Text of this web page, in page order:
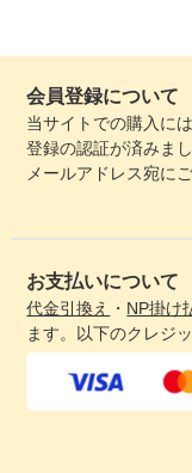
会員登録について
当サイトでの購入に
登録の認証が済みま
メールアドレス宛に
お支払いについて
代金引換え ・ NP掛け
ます。以下のクレジ